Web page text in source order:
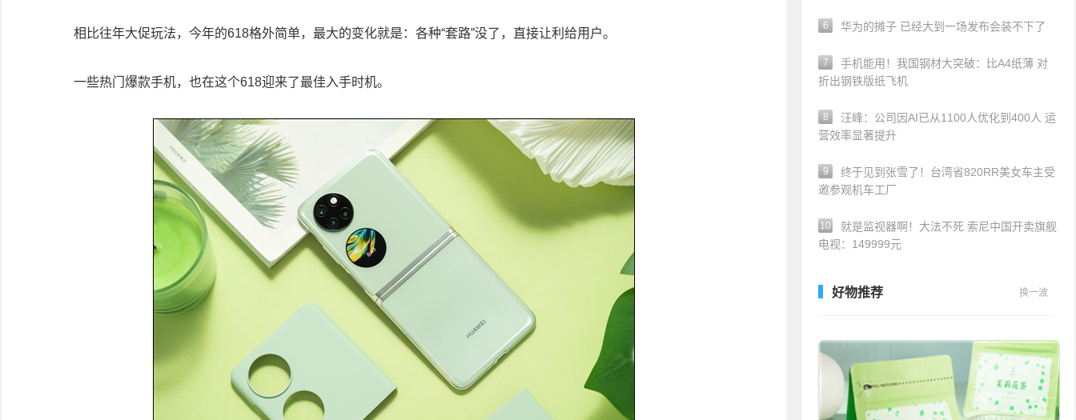
相比往年大促玩法，今年的618格外简单，最大的变化就是：各种“套路”没了，直接让利给用户。
一些热门爆款手机，也在这个618迎来了最佳入手时机。
6 华为的摊子 已经大到一场发布会装不下了
7
手机能用！我国钢材大突破：比A4纸薄 对
折出钢铁版纸飞机
8
汪峰：公司因AI已从1100人优化到400人 运
营效率显著提升
9
终于见到张雪了！台湾省820RR美女车主受
邀参观机车工厂
10
就是监视器啊！大法不死 索尼中国开卖旗舰
电视：149999元
好物推荐 换一波